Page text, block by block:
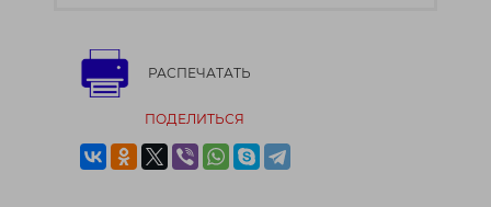
РАСПЕЧАТАТЬ
ПОДЕЛИТЬСЯ